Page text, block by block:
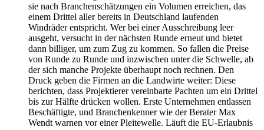
sie nach Branchenschätzungen ein Volumen erreichen, das
einem Drittel aller bereits in Deutschland laufenden
Windräder entspricht. Wer bei einer Ausschreibung leer
ausgeht, versucht in der nächsten Runde erneut und bietet
dann billiger, um zum Zug zu kommen. So fallen die Preise
von Runde zu Runde und inzwischen unter die Schwelle, ab
der sich manche Projekte überhaupt noch rechnen. Den
Druck geben die Firmen an die Landwirte weiter: Diese
berichten, dass Projektierer vereinbarte Pachten um ein Drittel
bis zur Hälfte drücken wollen. Erste Unternehmen entlassen
Beschäftigte, und Branchenkenner wie der Berater Max
Wendt warnen vor einer Pleitewelle. Läuft die EU-Erlaubnis